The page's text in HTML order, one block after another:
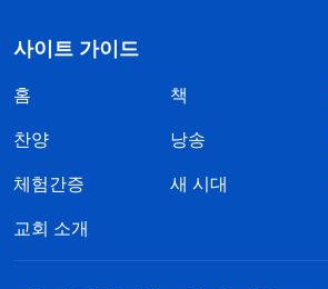
사이트 가이드
홈 책
찬양 낭송
체험간증 새 시대
교회 소개